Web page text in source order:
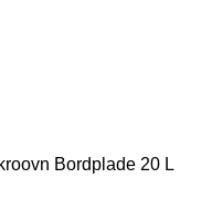
Bordplade 20 L